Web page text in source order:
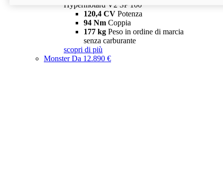
Hypermotard V2 SP 100
120,4 CV Potenza
94 Nm Coppia
177 kg Peso in ordine di marcia
senza carburante
scopri di più
MonsterDa 12.890 €